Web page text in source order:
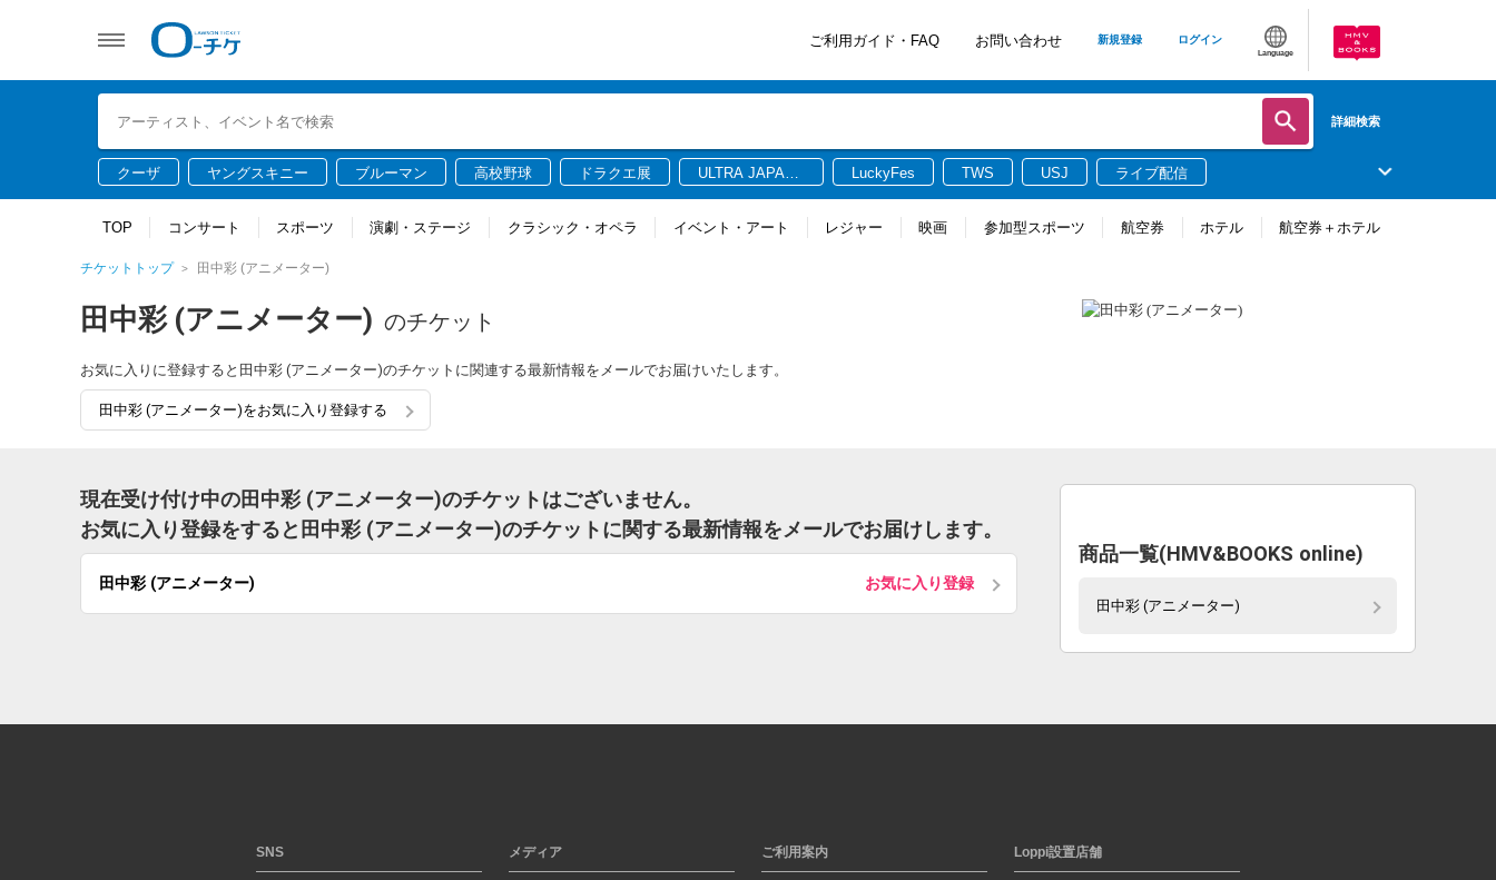
ご利用ガイド・FAQ お問い合わせ 新規登録 ログイン
Language
詳細検索
クーザ ヤングスキニー ブルーマン 高校野球 ドラクエ展
ULTRA JAPAN
LuckyFes TWS USJ ライブ配信
TOP コンサート スポーツ 演劇・ステージ クラシック・オペラ イベント・アート レジャー 映画 参加型スポーツ 航空券 ホテル 航空券＋ホテル
チケットトップ 田中彩 (アニメーター)
田中彩 (アニメーター) のチケット
お気に入りに登録すると田中彩 (アニメーター)のチケットに関連する最新情報をメールでお届けいたします。
田中彩 (アニメーター)をお気に入り登録する
現在受け付け中の田中彩 (アニメーター)のチケットはございません。
お気に入り登録をすると田中彩 (アニメーター)のチケットに関する最新情報をメールでお届けします。
田中彩 (アニメーター) お気に入り登録
商品一覧(HMV&BOOKS online)
田中彩 (アニメーター)
SNS メディア ご利用案内 Loppi設置店舗